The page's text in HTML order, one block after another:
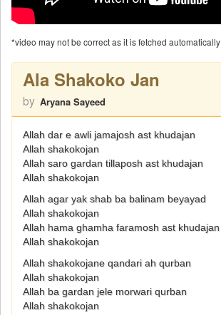
*video may not be correct as it is fetched automatically
Ala Shakoko Jan
by Aryana Sayeed
Allah dar e awli jamajosh ast khudajan
Allah shakokojan
Allah saro gardan tillaposh ast khudajan
Allah shakokojan
Allah agar yak shab ba balinam beyayad
Allah shakokojan
Allah hama ghamha faramosh ast khudajan
Allah shakokojan
Allah shakokojane qandari ah qurban
Allah shakokojan
Allah ba gardan jele morwari qurban
Allah shakokojan